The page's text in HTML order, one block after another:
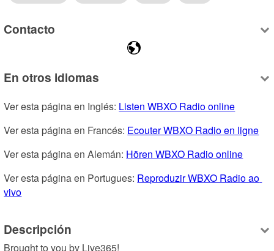
Contacto
En otros idiomas
Ver esta página en Inglés: Listen WBXO Radio online
Ver esta página en Francés: Ecouter WBXO Radio en ligne
Ver esta página en Alemán: Hören WBXO Radio online
Ver esta página en Portugues: Reproduzir WBXO Radio ao
vivo
Descripción
Brought to you by Live365!